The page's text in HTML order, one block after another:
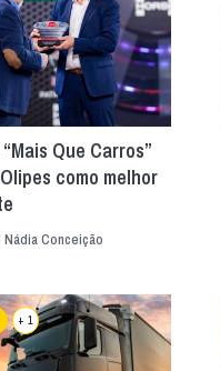
Que Carros”
como melhor
Nádia Conceição
+ 1